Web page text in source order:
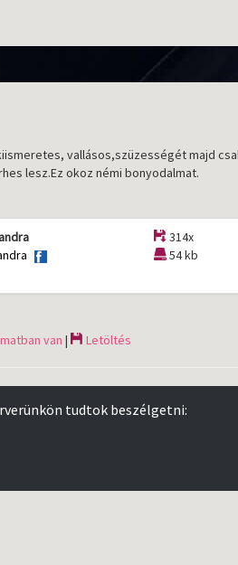
vallásos,szüzességét majd
lesz.Ez okoz némi bonyodalmat.
314x
54 kb
van | Letöltés
tudtok beszélgetni: